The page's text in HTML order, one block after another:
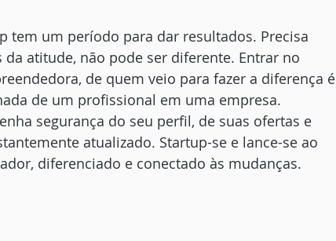
tem um período para dar resultados. Precisa
atitude, não pode ser diferente. Entrar no
de quem veio para fazer a diferença é
de um profissional em uma empresa.
segurança do seu perfil, de suas ofertas e
atualizado. Startup-se e lance-se ao
diferenciado e conectado às mudanças.